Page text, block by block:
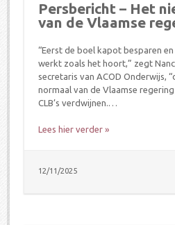
Persbericht – Het
van de Vlaamse
“Eerst de boel kapot besparen
werkt zoals het hoort,” zegt
secretaris van ACOD Onderwijs,
normaal van de Vlaamse
CLB’s verdwijnen.…
Lees hier verder »
12/11/2025